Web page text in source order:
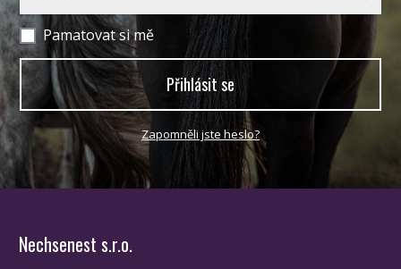
Pamatovat si mě
Přihlásit se
Zapomněli jste heslo?
Nechsenest s.r.o.